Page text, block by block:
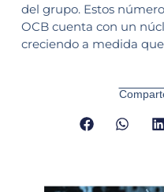
del grupo. Estos
OCB cuenta con un
creciendo a medida